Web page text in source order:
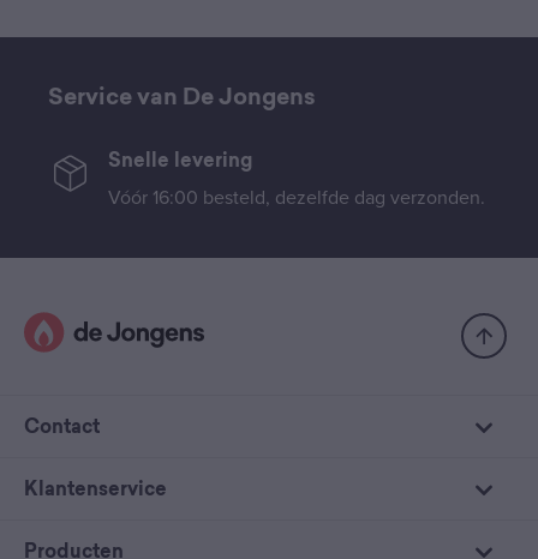
Service van De Jongens
Snelle levering
Vóór 16:00 besteld, dezelfde dag verzonden.
Contact
Klantenservice
Producten